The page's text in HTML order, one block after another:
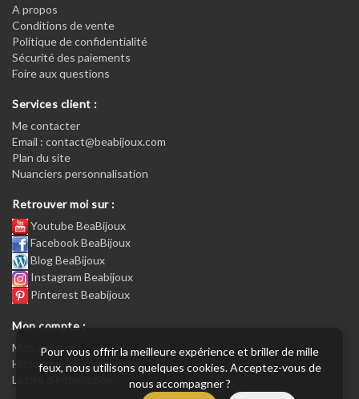
A propos
Conditions de vente
Politique de confidentialité
Sécurité des paiements
Foire aux questions
Services client :
Me contacter
Email : contact@beabijoux.com
Plan du site
Nuanciers personnalisation
Retrouver moi sur :
Youtube BeaBijoux
Facebook BeaBijoux
Blog BeaBijoux
Instagram Beabijoux
Pinterest Beabijoux
Mon compte :
Mon compte :
Historique de commandes
Lettre d’information
Pour vous offrir la meilleure expérience et briller de mille
feux, nous utilisons quelques cookies. Acceptez-vous de
nous accompagner ?